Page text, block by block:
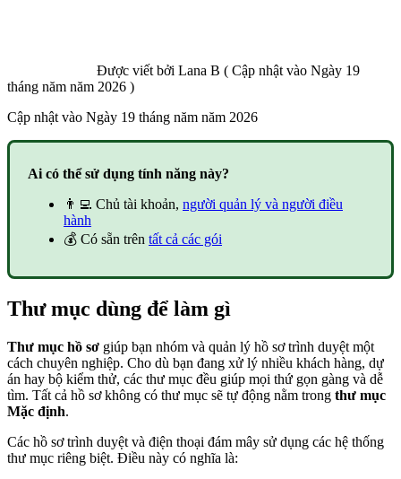
Được viết bởi Lana B ( Cập nhật vào Ngày 19
tháng năm năm 2026 )
Cập nhật vào Ngày 19 tháng năm năm 2026
Ai có thể sử dụng tính năng này?
👨‍💻 Chủ tài khoản, người quản lý và người điều
hành
💰 Có sẵn trên tất cả các gói
Thư mục dùng để làm gì
Thư mục hồ sơ giúp bạn nhóm và quản lý hồ sơ trình duyệt một
cách chuyên nghiệp. Cho dù bạn đang xử lý nhiều khách hàng, dự
án hay bộ kiểm thử, các thư mục đều giúp mọi thứ gọn gàng và dễ
tìm. Tất cả hồ sơ không có thư mục sẽ tự động nằm trong thư mục
Mặc định.
Các hồ sơ trình duyệt và điện thoại đám mây sử dụng các hệ thống
thư mục riêng biệt. Điều này có nghĩa là: